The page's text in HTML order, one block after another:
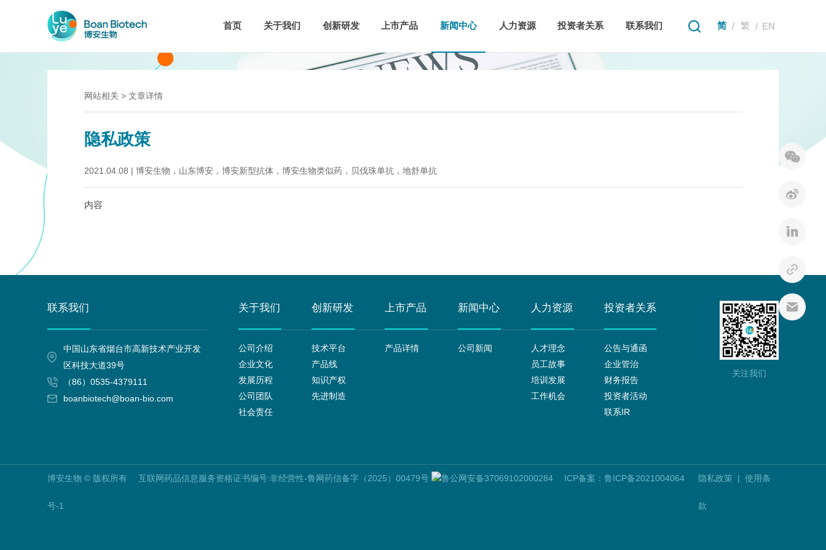
首页 关于我们 创新研发 上市产品 新闻中心 人力资源 投资者关系 联系我们 简 / 繁 / EN
网站相关 > 文章详情
隐私政策
2021.04.08 博安生物，山东博安，博安新型抗体，博安生物类似药，贝伐珠单抗，地舒单抗
内容
联系我们
中国山东省烟台市高新技术产业开发
区科技大道39号
（86）0535-4379111
boanbiotech@boan-bio.com
关于我们
公司介绍
企业文化
发展历程
公司团队
社会责任
创新研发
技术平台
产品线
知识产权
先进制造
上市产品
产品详情
新闻中心
公司新闻
人力资源
人才理念
员工故事
培训发展
工作机会
投资者关系
公告与通函
企业管治
财务报告
投资者活动
联系IR
关注我们
博安生物 © 版权所有 互联网药品信息服务资格证书编号:非经营性-鲁网药信备字（2025）00479号 鲁公网安备37069102000284 ICP备案：鲁ICP备2021004064
号-1
隐私政策 使用条
款